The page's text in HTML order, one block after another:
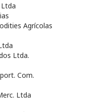
Agrícolas
Ltda.
Com.
Ltda